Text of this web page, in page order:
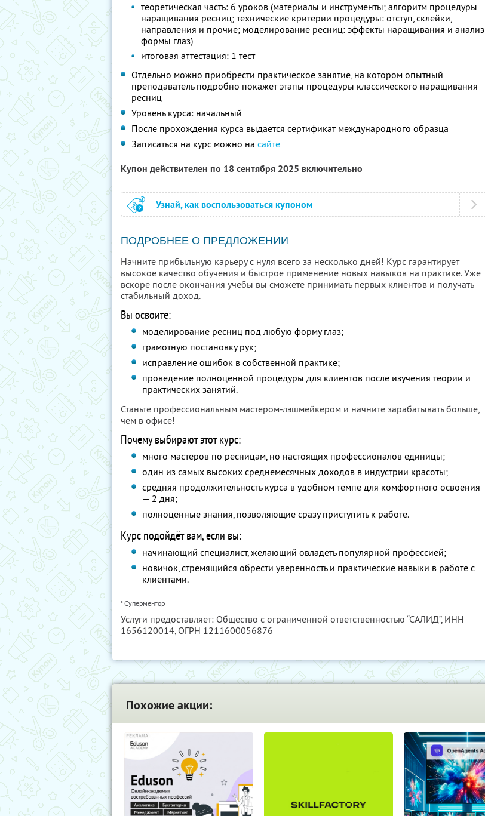
теоретическая часть: 6 уроков (материалы и инструменты; алгоритм процедуры
наращивания ресниц; технические критерии процедуры: отступ, склейки,
направления и прочие; моделирование ресниц: эффекты наращивания и анализ
формы глаз)
итоговая аттестация: 1 тест
Отдельно можно приобрести практическое занятие, на котором опытный
преподаватель подробно покажет этапы процедуры классического наращивания
ресниц
Уровень курса: начальный
После прохождения курса выдается сертификат международного образца
Записаться на курс можно на сайте
Купон действителен по 18 сентября 2025 включительно
Узнай, как воспользоваться купоном
ПОДРОБНЕЕ О ПРЕДЛОЖЕНИИ
Начните прибыльную карьеру с нуля всего за несколько дней! Курс гарантирует
высокое качество обучения и быстрое применение новых навыков на практике. Уже
вскоре после окончания учебы вы сможете принимать первых клиентов и получать
стабильный доход.
Вы освоите:
моделирование ресниц под любую форму глаз;
грамотную постановку рук;
исправление ошибок в собственной практике;
проведение полноценной процедуры для клиентов после изучения теории и
практических занятий.
Станьте профессиональным мастером-лэшмейкером и начните зарабатывать больше,
чем в офисе!
Почему выбирают этот курс:
много мастеров по ресницам, но настоящих профессионалов единицы;
один из самых высоких среднемесячных доходов в индустрии красоты;
средняя продолжительность курса в удобном темпе для комфортного освоения
— 2 дня;
полноценные знания, позволяющие сразу приступить к работе.
Курс подойдёт вам, если вы:
начинающий специалист, желающий овладеть популярной профессией;
новичок, стремящийся обрести уверенность и практические навыки в работе с
клиентами.
* Суперментор
Услуги предоставляет: Общество с ограниченной ответственностью “САЛИД”, ИНН
1656120014, ОГРН 1211600056876
Похожие акции: